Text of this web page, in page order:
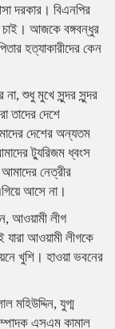
দরকার। বিএনপির
চাই। আজকে বঙ্গবন্ধুর
হত্যাকারীদের কেন
না, শুধু মুখে সুন্দর সুন্দর
তাদের দেশে
দেশের অন্যতম
ট্যুরিজম ধ্বংস
আমাদের নেত্রীর
আসে না।
আওয়ামী লীগ
আওয়ামী লীগকে
খুশি। হাওয়া ভবনের
মহিউদ্দিন, যুগ্ম
এসএম কামাল